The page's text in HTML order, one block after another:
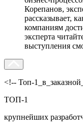
Корепанов,
рассказывает,
компаниям
эксперта
выступления
<!-- Топ-
ТОП-1
крупнейших